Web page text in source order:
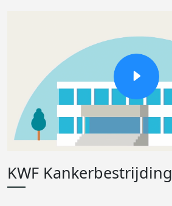
KWF Kankerbestrijding